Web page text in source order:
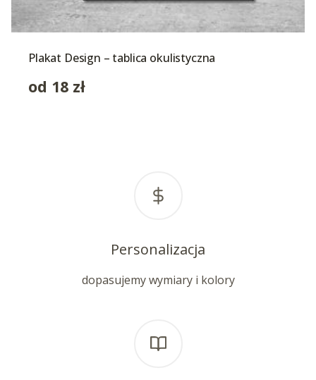
Plakat Design – tablica okulistyczna
od 18 zł
Personalizacja
dopasujemy wymiary i kolory